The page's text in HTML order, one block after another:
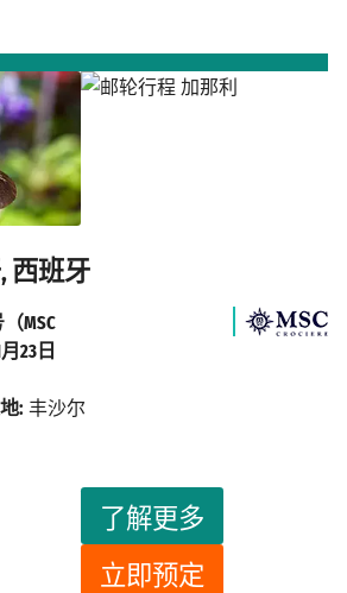
西班牙
了解更多
立即预定
MSC
23日
: 丰沙尔